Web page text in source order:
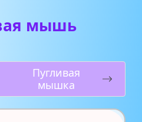
мышь
Пугливая
мышка